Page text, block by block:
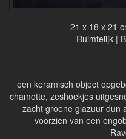
21 x 18 x 21
Ruimtelijk |
een keramisch object
chamotte, zeshoekjes
zacht groene glazuur dun
voorzien van een